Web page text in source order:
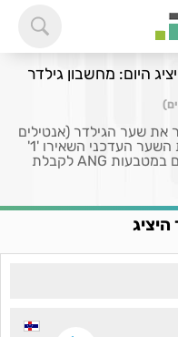
היום: מחשבון גילדר
את שער הגילדר (אנטילים
הולנדיים) היציג היום בשקלים. להצגת השער העדכני השאירו '1'
בשדה המציין את הכמות או הזינו סכום במטבעות ANG לקבלת